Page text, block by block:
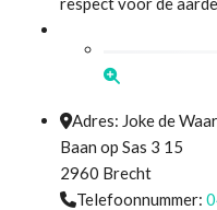
Adres: Joke de
Baan op Sas 3 15
2960 Brecht
Telefoonnummer: